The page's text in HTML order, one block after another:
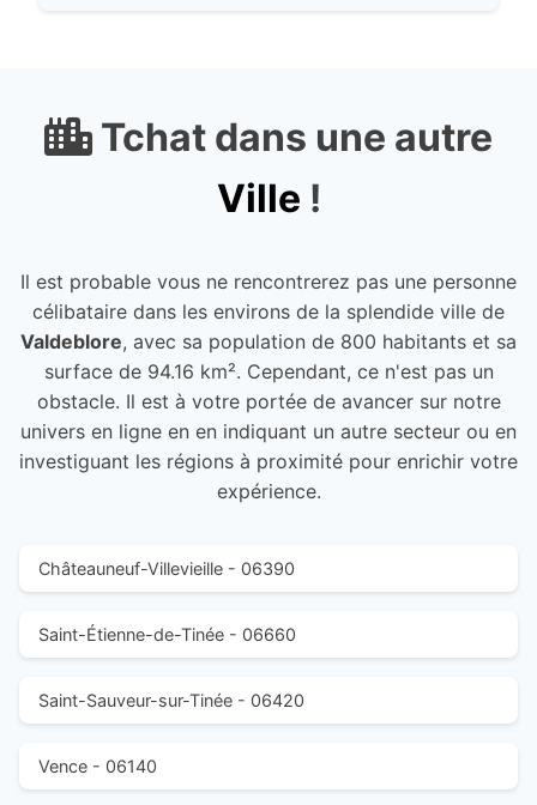
Tchat dans une autre
Ville !
Il est probable vous ne rencontrerez pas une personne
célibataire dans les environs de la splendide ville de
Valdeblore, avec sa population de 800 habitants et sa
surface de 94.16 km². Cependant, ce n'est pas un
obstacle. Il est à votre portée de avancer sur notre
univers en ligne en en indiquant un autre secteur ou en
investiguant les régions à proximité pour enrichir votre
expérience.
Châteauneuf-Villevieille - 06390
Saint-Étienne-de-Tinée - 06660
Saint-Sauveur-sur-Tinée - 06420
Vence - 06140